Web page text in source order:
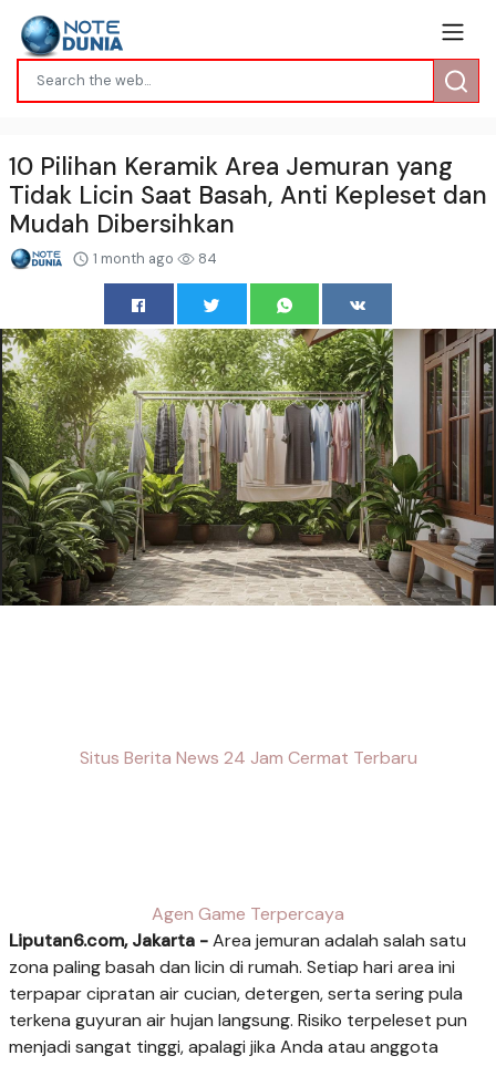
10 Pilihan Keramik Area Jemuran yang
Tidak Licin Saat Basah, Anti Kepleset dan
Mudah Dibersihkan
1 month ago 84
Situs Berita News 24 Jam Cermat Terbaru
Agen Game Terpercaya
Liputan6.com, Jakarta -Area jemuran adalah salah satu
zona paling basah dan licin di rumah. Setiap hari area ini
terpapar cipratan air cucian, detergen, serta sering pula
terkena guyuran air hujan langsung. Risiko terpeleset pun
menjadi sangat tinggi, apalagi jika Anda atau anggota